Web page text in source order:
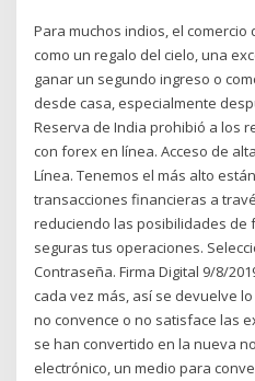
Para muchos indios, el
como un regalo del cielo, una
ganar un segundo ingreso o
desde casa, especialmente
Reserva de India prohibió a los
con forex en línea. Acceso de
Línea. Tenemos el más alto
transacciones financieras a
reduciendo las posibilidades de
seguras tus operaciones.
Contraseña. Firma Digital 9/8/
cada vez más, así se devuelve
no convence o no satisface las
se han convertido en la nueva
electrónico, un medio para